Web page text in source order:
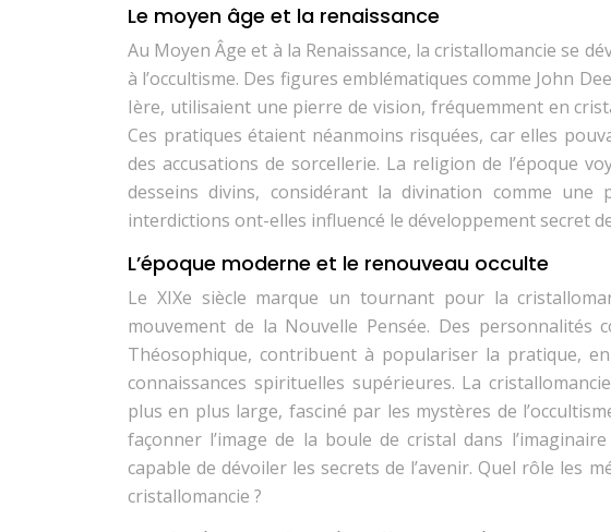
Le moyen âge et la renaissance
Au Moyen Âge et à la Renaissance, la cristallomancie se
à l’occultisme. Des figures emblématiques comme John
Ière, utilisaient une pierre de vision, fréquemment en
Ces pratiques étaient néanmoins risquées, car elles
des accusations de sorcellerie. La religion de l’époque
desseins divins, considérant la divination comme une
interdictions ont-elles influencé le développement secret
L’époque moderne et le renouveau occulte
Le XIXe siècle marque un tournant pour la
mouvement de la Nouvelle Pensée. Des personnalités
Théosophique, contribuent à populariser la pratique,
connaissances spirituelles supérieures. La
plus en plus large, fasciné par les mystères de
façonner l’image de la boule de cristal dans
capable de dévoiler les secrets de l’avenir. Quel rôle les
cristallomancie ?